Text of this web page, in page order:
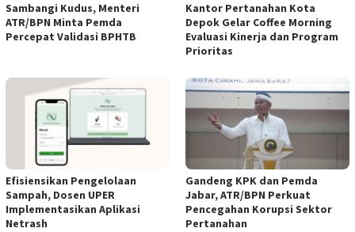
Sambangi Kudus, Menteri
ATR/BPN Minta Pemda
Percepat Validasi BPHTB
Kantor Pertanahan Kota
Depok Gelar Coffee Morning
Evaluasi Kinerja dan Program
Prioritas
Efisiensikan Pengelolaan
Sampah, Dosen UPER
Implementasikan Aplikasi
Netrash
Gandeng KPK dan Pemda
Jabar, ATR/BPN Perkuat
Pencegahan Korupsi Sektor
Pertanahan